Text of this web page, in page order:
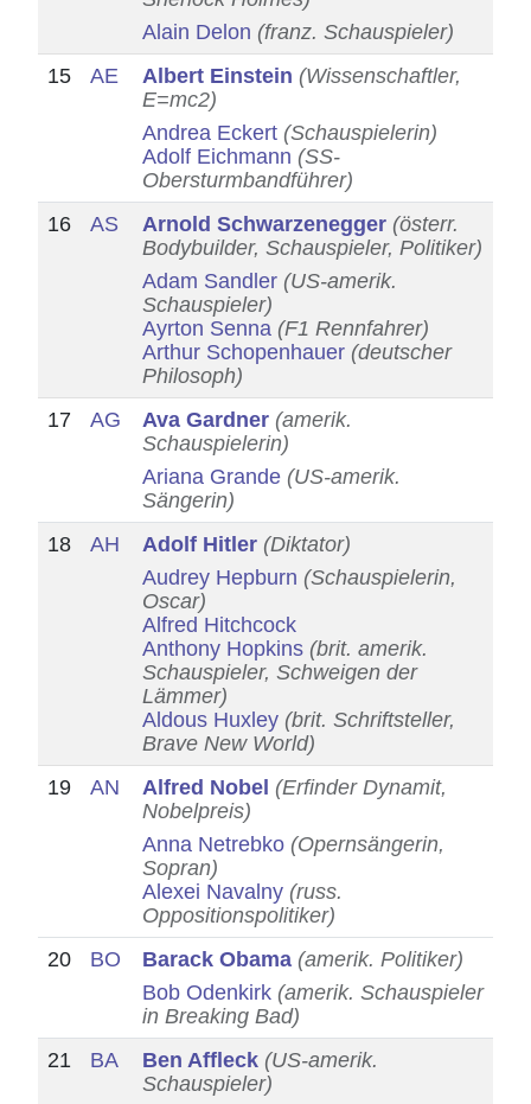
Alain Delon (franz. Schauspieler)
15
AE Albert Einstein (Wissenschaftler,
E=mc2)
Andrea Eckert (Schauspielerin)
Adolf Eichmann (SS-
Obersturmbandführer)
16
AS Arnold Schwarzenegger (österr.
Bodybuilder, Schauspieler, Politiker)
Adam Sandler (US-amerik.
Schauspieler)
Ayrton Senna (F1 Rennfahrer)
Arthur Schopenhauer (deutscher
Philosoph)
17
AG Ava Gardner (amerik.
Schauspielerin)
Ariana Grande (US-amerik.
Sängerin)
18
AH Adolf Hitler (Diktator)
Audrey Hepburn (Schauspielerin,
Oscar)
Alfred Hitchcock
Anthony Hopkins (brit. amerik.
Schauspieler, Schweigen der
Lämmer)
Aldous Huxley (brit. Schriftsteller,
Brave New World)
19
AN Alfred Nobel (Erfinder Dynamit,
Nobelpreis)
Anna Netrebko (Opernsängerin,
Sopran)
Alexei Navalny (russ.
Oppositionspolitiker)
20
BO Barack Obama (amerik. Politiker)
Bob Odenkirk (amerik. Schauspieler
in Breaking Bad)
21
BA Ben Affleck (US-amerik.
Schauspieler)